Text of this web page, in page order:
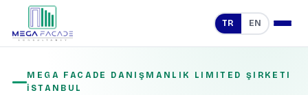
TR EN
MEGA FACADE DANIŞMANLIK LIMITED ŞIRKETI
İSTANBUL